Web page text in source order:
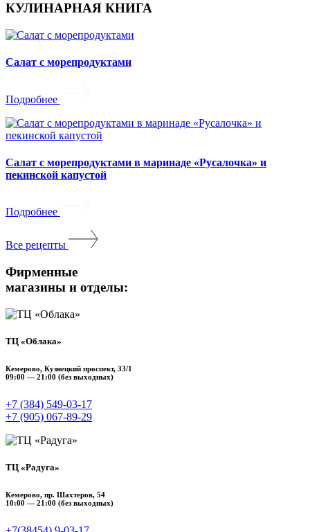
КУЛИНАРНАЯ КНИГА
Салат с морепродуктами
Подробнее
Салат с морепродуктами в маринаде «Русалочка» и
пекинской капустой
Подробнее
Все рецепты
Фирменные
магазины и отделы:
ТЦ «Облака»
Кемерово, Кузнецкий проспект, 33/1
09:00 — 21:00 (без выходных)
+7 (384) 549‑03-17
+7 (905) 067‑89‑29
ТЦ «Радуга»
Кемерово, пр. Шахтеров, 54
10:00 — 21:00 (без выходных)